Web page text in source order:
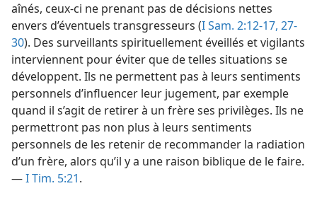
aînés, ceux-ci ne prenant pas de décisions nettes
envers d’éventuels transgresseurs (I Sam. 2:12-17, 27-
30). Des surveillants spirituellement éveillés et vigilants
interviennent pour éviter que de telles situations se
développent. Ils ne permettent pas à leurs sentiments
personnels d’influencer leur jugement, par exemple
quand il s’agit de retirer à un frère ses privilèges. Ils ne
permettront pas non plus à leurs sentiments
personnels de les retenir de recommander la radiation
d’un frère, alors qu’il y a une raison biblique de le faire.
—I Tim. 5:21.